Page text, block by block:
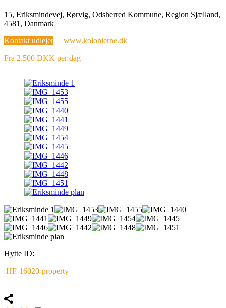
15, Eriksmindevej, Rørvig, Odsherred Kommune, Region Sjælland,
4581, Danmark
Kontakt udlejer
www.kolonierne.dk
Fra 2.500 DKK per dag
Hytte ID:
HF-16020-property